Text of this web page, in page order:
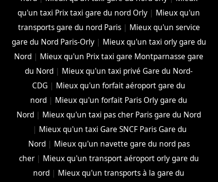
qu'un taxi Prix taxi gare du nord Orly | Mieux qu'un
transports gare du nord Paris| Mieux qu'un service
gare du Nord Paris-Orly| Mieux qu'un taxi orly gare du
Nord | Mieux qu'un Prix taxi gare Montparnasse gare
du Nord | Mieux qu'un taxi privé Gare du Nord-
CDG | Mieux qu'un forfait aéroport gare du
nord | Mieux qu'un forfait Paris Orly gare du
Nord | Mieux qu'un taxi pas cher Paris gare du Nord
| Mieux qu'un taxi Gare SNCF Paris Gare du
Nord| Mieux qu'un navette gare du nord pas
cher| Mieux qu'un transport aéroport orly gare du
nord | Mieux qu'un transports à la gare du